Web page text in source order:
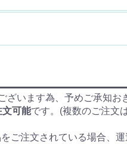
ざいます為、予めご承知お
文可能です。(複数のご注文
ご注文されている場合、